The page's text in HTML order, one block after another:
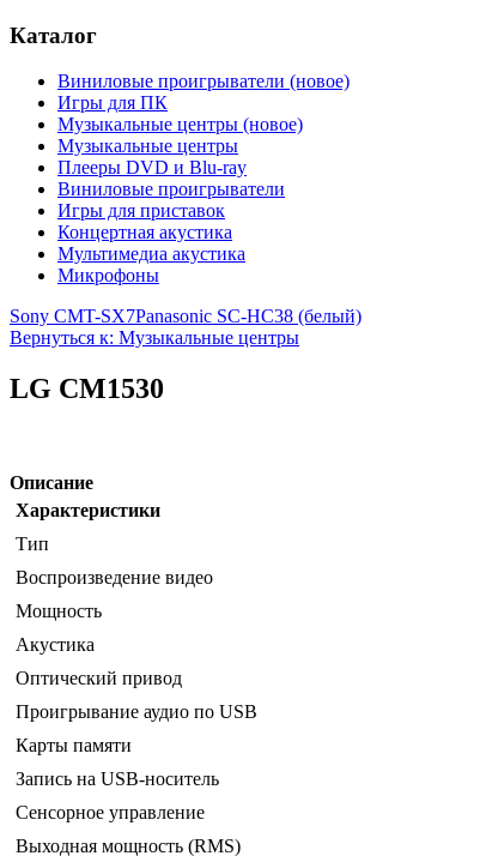
Каталог
Виниловые проигрыватели (новое)
Игры для ПК
Музыкальные центры (новое)
Музыкальные центры
Плееры DVD и Blu-ray
Виниловые проигрыватели
Игры для приставок
Концертная акустика
Мультимедиа акустика
Микрофоны
Sony CMT-SX7Panasonic SC-HC38 (белый)
Вернуться к: Музыкальные центры
LG CM1530
Описание
Характеристики
Тип
Воспроизведение видео
Мощность
Акустика
Оптический привод
Проигрывание аудио по USB
Карты памяти
Запись на USB-носитель
Сенсорное управление
Выходная мощность (RMS)